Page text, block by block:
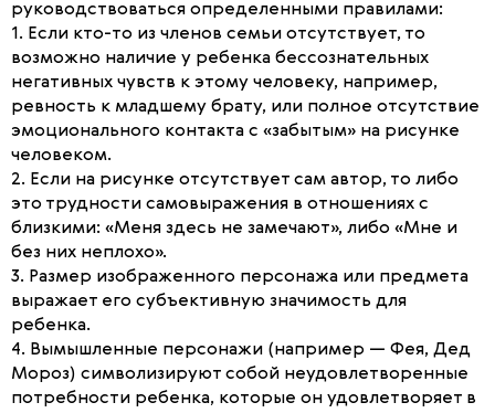
руководствоваться определенными правилами:
1. Если кто-то из членов семьи отсутствует, то
возможно наличие у ребенка бессознательных
негативных чувств к этому человеку, например,
ревность к младшему брату, или полное отсутствие
эмоционального контакта с «забытым» на рисунке
человеком.
2. Если на рисунке отсутствует сам автор, то либо
это трудности самовыражения в отношениях с
близкими: «Меня здесь не замечают», либо «Мне и
без них неплохо».
3. Размер изображенного персонажа или предмета
выражает его субъективную значимость для
ребенка.
4. Вымышленные персонажи (например — Фея, Дед
Мороз) символизируют собой неудовлетворенные
потребности ребенка, которые он удовлетворяет в